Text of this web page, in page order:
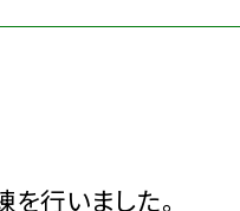
行いました。